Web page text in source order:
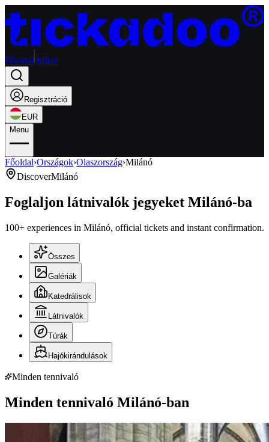
Főoldal Milan
Regisztráció
EUR
Menu
Főoldal›Országok›Olaszország›Milánó
DiscoverMilánó
Foglaljon látnivalók jegyeket Milánó-ba
100+ experiences in Milánó, official tickets and instant confirmation.
Összes
Galériák
Katedrálisok
Látnivalók
Túrák
Hajókirándulások
Minden tennivaló
Minden tennivaló Milánó-ban